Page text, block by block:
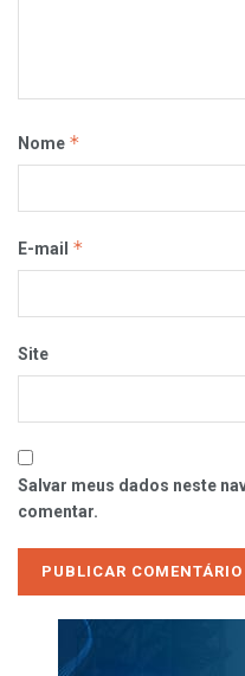
Nome *
E-mail *
Site
Salvar meus dados neste
comentar.